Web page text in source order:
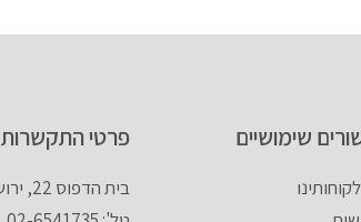
שימושיים פרטי התקשרות
בית הדפוס 22, ירושלים